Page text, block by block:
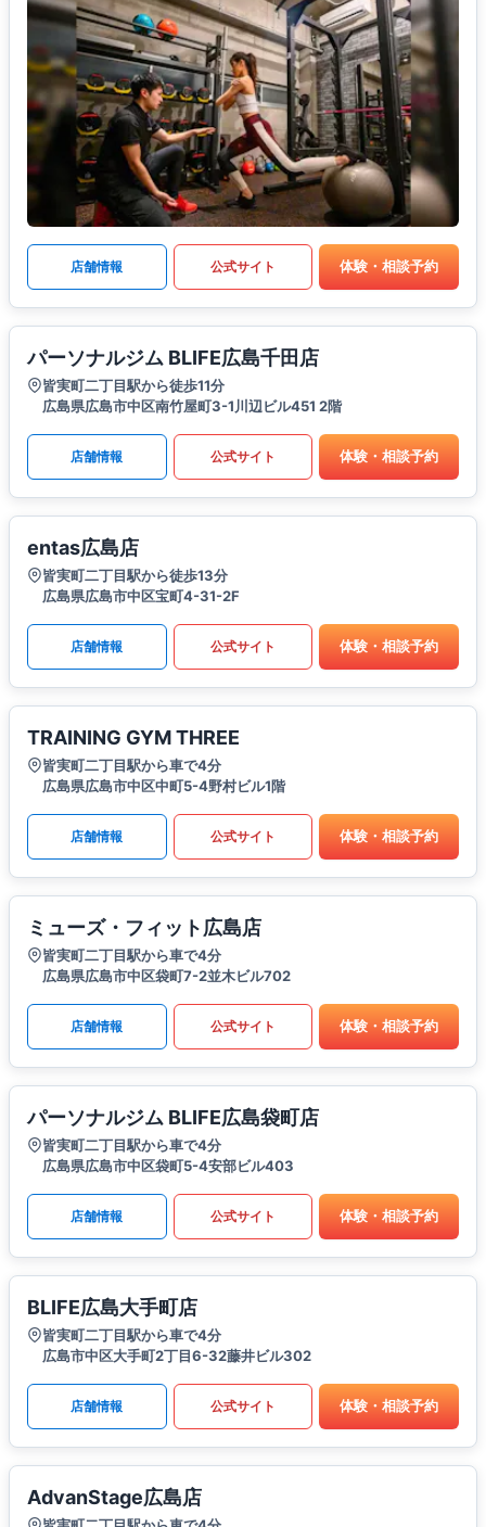
店舗情報 公式サイト 体験・相談予約
パーソナルジム BLIFE広島千田店
皆実町二丁目駅から徒歩11分
広島県広島市中区南竹屋町3-1川辺ビル451 2階
店舗情報 公式サイト 体験・相談予約
entas広島店
皆実町二丁目駅から徒歩13分
広島県広島市中区宝町4-31-2F
店舗情報 公式サイト 体験・相談予約
TRAINING GYM THREE
皆実町二丁目駅から車で4分
広島県広島市中区中町5-4野村ビル1階
店舗情報 公式サイト 体験・相談予約
ミューズ・フィット広島店
皆実町二丁目駅から車で4分
広島県広島市中区袋町7-2並木ビル702
店舗情報 公式サイト 体験・相談予約
パーソナルジム BLIFE広島袋町店
皆実町二丁目駅から車で4分
広島県広島市中区袋町5-4安部ビル403
店舗情報 公式サイト 体験・相談予約
BLIFE広島大手町店
皆実町二丁目駅から車で4分
広島市中区大手町2丁目6-32藤井ビル302
店舗情報 公式サイト 体験・相談予約
AdvanStage広島店